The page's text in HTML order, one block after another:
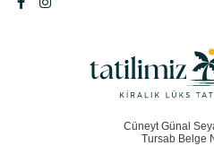
Cüneyt Günal
Tursab Belge